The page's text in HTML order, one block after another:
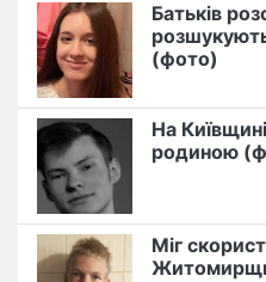
Батьків
(фото)
На
родиною
Міг